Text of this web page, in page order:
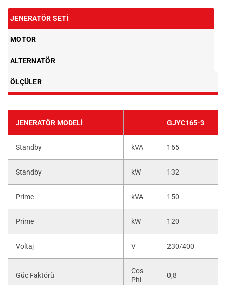
JENERATÖR SETI
MOTOR
ALTERNATÖR
ÖLÇÜLER
JENERATÖR MODELI GJYC165-3
Standby kVA 165
Standby kW 132
Prime kVA 150
Prime kW 120
Voltaj V 230/400
Güç Faktörü
Cos
Phi
0,8